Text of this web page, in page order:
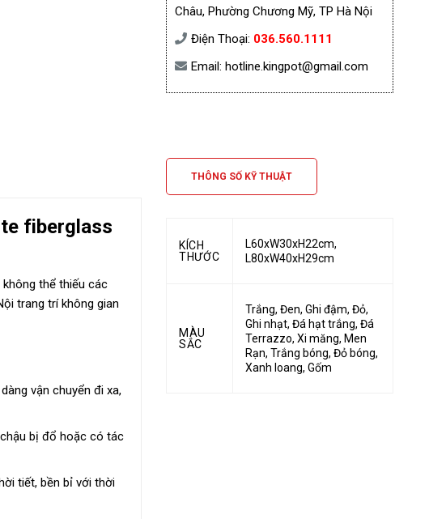
Châu, Phường Chương Mỹ, TP Hà Nội
Điện Thoại: 036.560.1111
Email: hotline.kingpot@gmail.com
fiberglass
thể thiếu các
trang trí không gian
vận chuyển đi xa,
bị đổ hoặc có tác
tiết, bền bỉ với thời
THÔNG SỐ KỸ THUẬT
KÍCH
THƯỚC
L60xW30xH22cm,
L80xW40xH29cm
MÀU
SẮC
Trắng, Đen, Ghi đậm, Đỏ,
Ghi nhạt, Đá hạt trắng, Đá
Terrazzo, Xi măng, Men
Rạn, Trắng bóng, Đỏ bóng,
Xanh loang, Gốm